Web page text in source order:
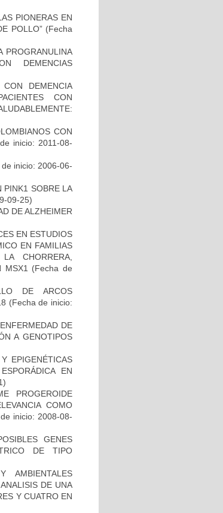
PIONERAS EN
POLLO”(Fecha
PROGRANULINA
DEMENCIAS
DEMENCIA
CON
CON
inicio: 2011-08-
inicio: 2006-06-
PINK1 SOBRE LA
09-25)
DE ALZHEIMER
EN ESTUDIOS
EN FAMILIAS
CHORRERA,
MSX1
(Fecha de
DE ARCOS
(Fecha de inicio:
DE
A GENOTIPOS
EPIGENÉTICAS
EN
PROGEROIDE
COMO
inicio: 2008-08-
GENES
DE TIPO
AMBIENTALES
DE UNA
Y CUATRO EN